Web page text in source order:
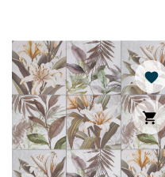
favorite
shopping_cart